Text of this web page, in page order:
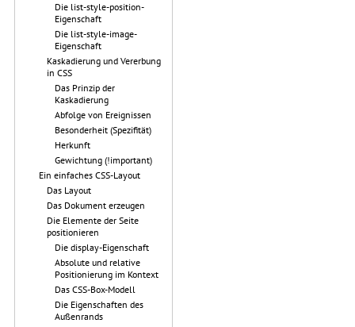
Die list-style-position-
Eigenschaft
Die list-style-image-
Eigenschaft
Kaskadierung und Vererbung
in CSS
Das Prinzip der
Kaskadierung
Abfolge von Ereignissen
Besonderheit (Spezifität)
Herkunft
Gewichtung (!important)
Ein einfaches CSS-Layout
Das Layout
Das Dokument erzeugen
Die Elemente der Seite
positionieren
Die display-Eigenschaft
Absolute und relative
Positionierung im Kontext
Das CSS-Box-Modell
Die Eigenschaften des
Außenrands